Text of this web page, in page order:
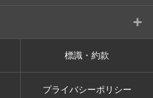
+
標識・約款
プライバシーポリシー